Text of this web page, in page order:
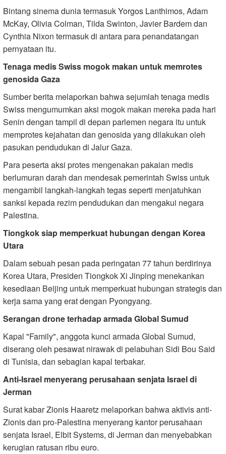
Bintang sinema dunia termasuk Yorgos Lanthimos, Adam
McKay, Olivia Colman, Tilda Swinton, Javier Bardem dan
Cynthia Nixon termasuk di antara para penandatangan
pernyataan itu.
Tenaga medis Swiss mogok makan untuk memrotes
genosida Gaza
Sumber berita melaporkan bahwa sejumlah tenaga medis
Swiss mengumumkan aksi mogok makan mereka pada hari
Senin dengan tampil di depan parlemen negara itu untuk
memprotes kejahatan dan genosida yang dilakukan oleh
pasukan pendudukan di Jalur Gaza.
Para peserta aksi protes mengenakan pakaian medis
berlumuran darah dan mendesak pemerintah Swiss untuk
mengambil langkah-langkah tegas seperti menjatuhkan
sanksi kepada rezim pendudukan dan mengakui negara
Palestina.
Tiongkok siap memperkuat hubungan dengan Korea
Utara
Dalam sebuah pesan pada peringatan 77 tahun berdirinya
Korea Utara, Presiden Tiongkok Xi Jinping menekankan
kesediaan Beijing untuk memperkuat hubungan strategis dan
kerja sama yang erat dengan Pyongyang.
Serangan drone terhadap armada Global Sumud
Kapal "Family", anggota kunci armada Global Sumud,
diserang oleh pesawat nirawak di pelabuhan Sidi Bou Said
di Tunisia, dan sebagian kapal terbakar.
Anti-Israel menyerang perusahaan senjata Israel di
Jerman
Surat kabar Zionis Haaretz melaporkan bahwa aktivis anti-
Zionis dan pro-Palestina menyerang kantor perusahaan
senjata Israel, Elbit Systems, di Jerman dan menyebabkan
kerugian ratusan ribu euro.